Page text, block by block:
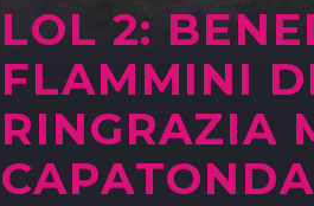
LOL 2:
FLAMMINI
RINGRAZIA
CAPATONDA